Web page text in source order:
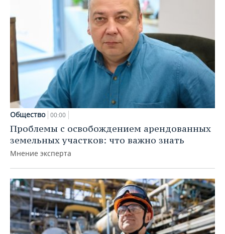
Общество 00:00
Проблемы с освобождением арендованных
земельных участков: что важно знать
Мнение эксперта